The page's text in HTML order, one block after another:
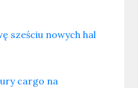
sześciu nowych hal
cargo na